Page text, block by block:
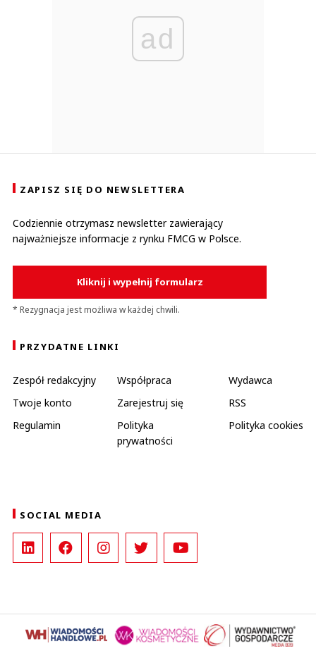
ad
ZAPISZ SIĘ DO NEWSLETTERA
Codziennie otrzymasz newsletter zawierający
najważniejsze informacje z rynku FMCG w Polsce.
Kliknij i wypełnij formularz
* Rezygnacja jest możliwa w każdej chwili.
PRZYDATNE LINKI
Zespół redakcyjny Współpraca
Wydawca
Twoje konto
Zarejestruj się
RSS
Regulamin
Polityka
prywatności
Polityka cookies
SOCIAL MEDIA